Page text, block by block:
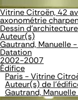
Vitrine Citroën, 42
axonométrie
Dessin
Auteur(s)
Gautrand, Manuelle
Datation
2002-2007
Édifice
Paris - Vitrine
Auteur(s) de
Gautrand,